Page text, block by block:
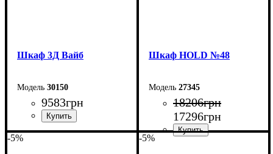
Шкаф 3Д Вайб
30150
9583грн
Шкаф НOLD №48
27345
18206грн
17296грн
-5% -5%